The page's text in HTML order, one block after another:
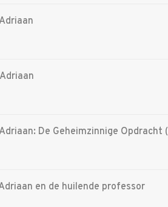
De Geheimzinnige Opdracht
en de huilende professor